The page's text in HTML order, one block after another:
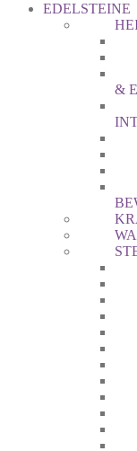
EDELSTEINE
&